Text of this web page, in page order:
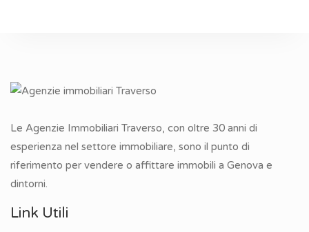
Le Agenzie Immobiliari Traverso, con oltre 30 anni di
esperienza nel settore immobiliare, sono il punto di
riferimento per vendere o affittare immobili a Genova e
dintorni.
Link Utili